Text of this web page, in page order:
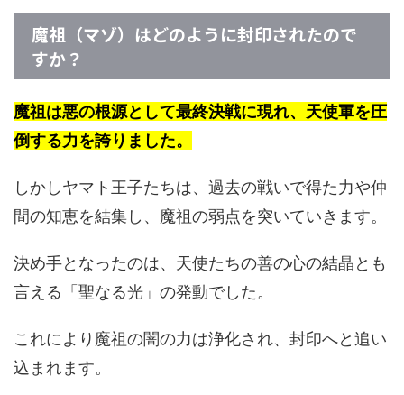
魔祖（マゾ）はどのように封印されたので
すか？
魔祖は悪の根源として最終決戦に現れ、天使軍を圧
倒する力を誇りました。
しかしヤマト王子たちは、過去の戦いで得た力や仲
間の知恵を結集し、魔祖の弱点を突いていきます。
決め手となったのは、天使たちの善の心の結晶とも
言える「聖なる光」の発動でした。
これにより魔祖の闇の力は浄化され、封印へと追い
込まれます。